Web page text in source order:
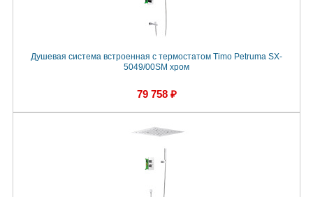
Душевая система встроенная с термостатом Timo Petruma SX-
5049/00SM хром
79 758 ₽